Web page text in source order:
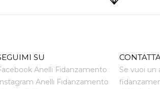
SU
Anelli Fidanzamento
Anelli Fidanzamento
Se vuoi un